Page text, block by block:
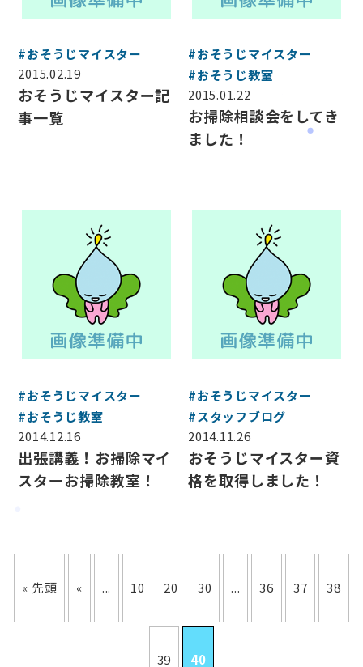
#おそうじマイスター
2015.02.19
おそうじマイスター記
事一覧
#おそうじマイスター
#おそうじ教室
2015.01.22
お掃除相談会をしてき
ました！
#おそうじマイスター
#おそうじ教室
2014.12.16
出張講義！お掃除マイ
スターお掃除教室！
#おそうじマイスター
#スタッフブログ
2014.11.26
おそうじマイスター資
格を取得しました！
« 先頭 « ... 10 20 30 ... 36 37 38
39 40